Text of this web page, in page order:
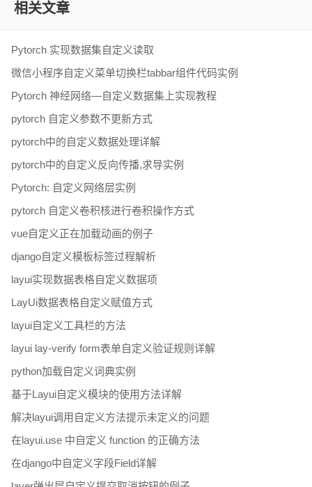
相关文章
Pytorch 实现数据集自定义读取
微信小程序自定义菜单切换栏tabbar组件代码实例
Pytorch 神经网络—自定义数据集上实现教程
pytorch 自定义参数不更新方式
pytorch中的自定义数据处理详解
pytorch中的自定义反向传播,求导实例
Pytorch: 自定义网络层实例
pytorch 自定义卷积核进行卷积操作方式
vue自定义正在加载动画的例子
django自定义模板标签过程解析
layui实现数据表格自定义数据项
LayUi数据表格自定义赋值方式
layui自定义工具栏的方法
layui lay-verify form表单自定义验证规则详解
python加载自定义词典实例
基于Layui自定义模块的使用方法详解
解决layui调用自定义方法提示未定义的问题
在layui.use 中自定义 function 的正确方法
在django中自定义字段Field详解